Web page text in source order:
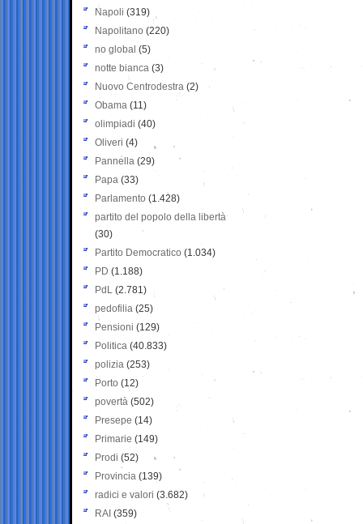
Napoli (319)
Napolitano (220)
no global (5)
notte bianca (3)
Nuovo Centrodestra (2)
Obama (11)
olimpiadi (40)
Oliveri (4)
Pannella (29)
Papa (33)
Parlamento (1.428)
partito del popolo della libertà
(30)
Partito Democratico (1.034)
PD (1.188)
PdL (2.781)
pedofilia (25)
Pensioni (129)
Politica (40.833)
polizia (253)
Porto (12)
povertà (502)
Presepe (14)
Primarie (149)
Prodi (52)
Provincia (139)
radici e valori (3.682)
RAI (359)